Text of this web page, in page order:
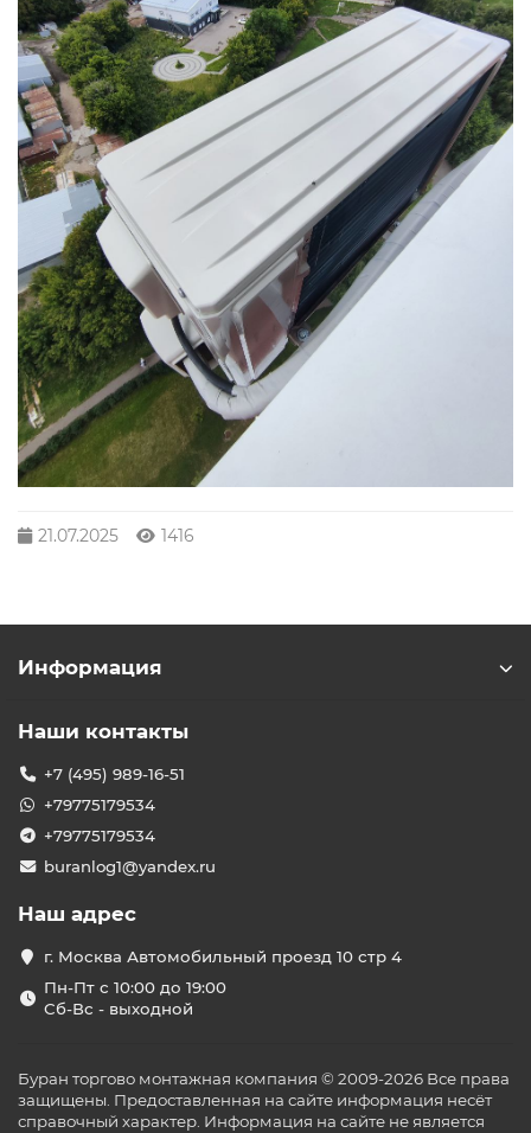
21.07.2025 1416
Информация
Наши контакты
+7 (495) 989-16-51
+79775179534
+79775179534
buranlog1@yandex.ru
Наш адрес
г. Москва Автомобильный проезд 10 стр 4
Пн-Пт с 10:00 до 19:00
Сб-Вс - выходной
Буран торгово монтажная компания © 2009-2026 Все права
защищены. Предоставленная на сайте информация несёт
справочный характер. Информация на сайте не является